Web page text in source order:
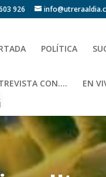
926
POLÍTICA
CON…. EN